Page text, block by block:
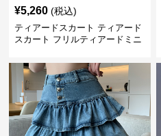
¥5,260 (税込)
ティアードスカート ティアード
スカート フリルティアードミニ